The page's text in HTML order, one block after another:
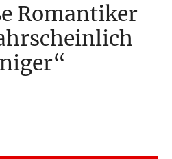
Romantiker